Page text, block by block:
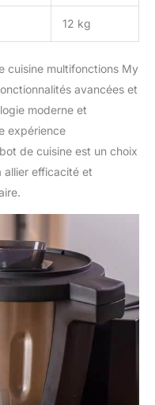
12 kg
cuisine multifonctions My
avancées et
moderne et
expérience
de cuisine est un choix
allier efficacité et